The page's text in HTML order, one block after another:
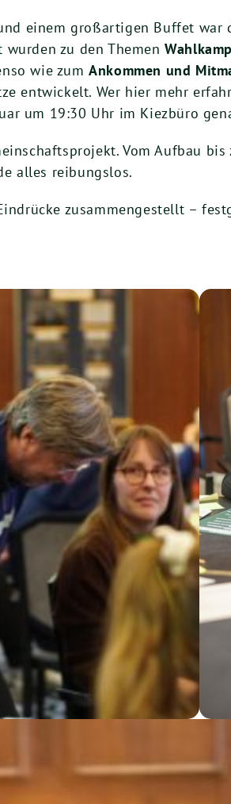
einem großartigen Buffet war
wurden zu den Themen
wie zumAnkommen und
entwickelt. Wer hier mehr
um 19:30 Uhr im Kiezbüro
Vom Aufbau
alles reibungslos.
zusammengestellt –